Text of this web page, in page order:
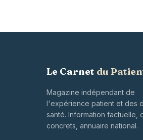
Le Carnet du
Magazine indépendant de
l'expérience patient et des
santé. Information factuelle,
concrets, annuaire national.